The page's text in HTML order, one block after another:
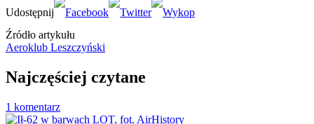
Źródło artykułu
Aeroklub Leszczyński
Najczęściej czytane
1 komentarz